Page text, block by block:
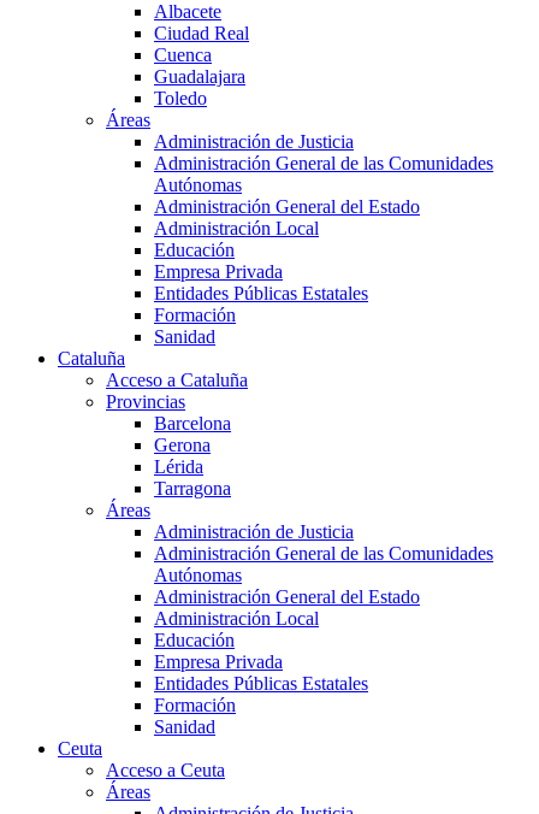
Albacete
Ciudad Real
Cuenca
Guadalajara
Toledo
Áreas
Administración de Justicia
Administración General de las Comunidades
Autónomas
Administración General del Estado
Administración Local
Educación
Empresa Privada
Entidades Públicas Estatales
Formación
Sanidad
Cataluña
Acceso a Cataluña
Provincias
Barcelona
Gerona
Lérida
Tarragona
Áreas
Administración de Justicia
Administración General de las Comunidades
Autónomas
Administración General del Estado
Administración Local
Educación
Empresa Privada
Entidades Públicas Estatales
Formación
Sanidad
Ceuta
Acceso a Ceuta
Áreas